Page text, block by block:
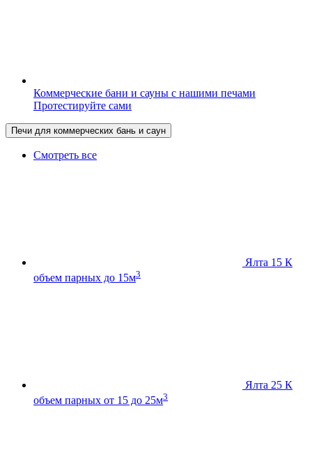
Коммерческие бани и сауны с нашими печами
Протестируйте сами
Печи для коммерческих бань и саун
Смотреть все
Ялта 15 К
объем парных до 15м3
Ялта 25 К
объем парных от 15 до 25м3